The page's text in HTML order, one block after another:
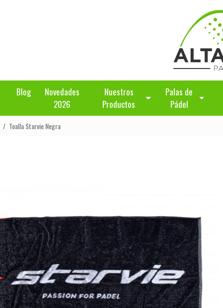
Blog
Novedades
2026
Nuestros
Productos
Palas de
Pádel
Toalla Starvie Negra